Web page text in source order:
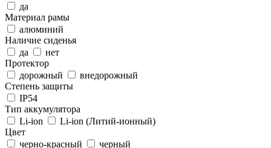
да
Материал рамы
алюминий
Наличие сиденья
да
нет
Протектор
дорожный
внедорожный
Степень защиты
IP54
Тип аккумулятора
Li-ion
Li-ion (Литий-ионный)
Цвет
черно-красный
черный